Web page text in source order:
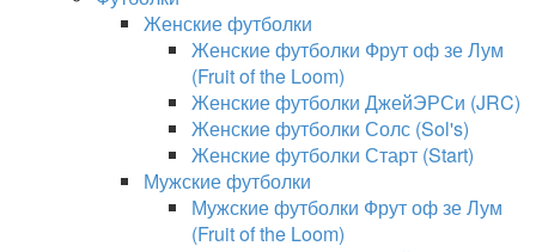
Женские футболки
Женские футболки Фрут оф зе Лум
(Fruit of the Loom)
Женские футболки ДжейЭРСи (JRC)
Женские футболки Солс (Sol's)
Женские футболки Старт (Start)
Мужские футболки
Мужские футболки Фрут оф зе Лум
(Fruit of the Loom)